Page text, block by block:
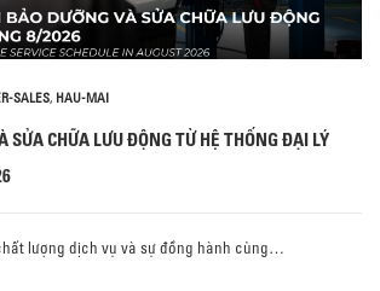
SALES, HAU-MAI
SỬA CHỮA LƯU ĐỘNG TỪ HỆ THỐNG ĐẠI LÝ
lượng dịch vụ và sự đồng hành cùng…